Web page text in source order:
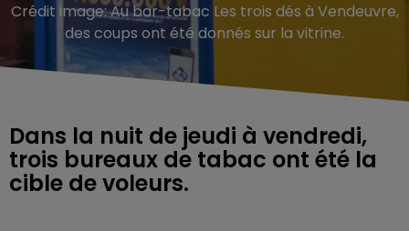
Crédit image:Au bar-tabac Les trois dés à Vendeuvre,
des coups ont été donnés sur la vitrine.
Dans la nuit de jeudi à vendredi,
trois bureaux de tabac ont été la
cible de voleurs.